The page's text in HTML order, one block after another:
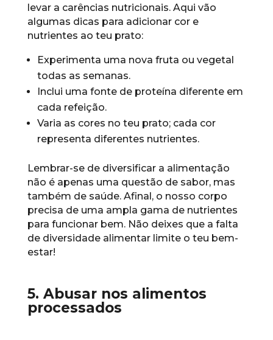
levar a carências nutricionais. Aqui vão
algumas dicas para adicionar cor e
nutrientes ao teu prato:
Experimenta uma nova fruta ou vegetal
todas as semanas.
Inclui uma fonte de proteína diferente em
cada refeição.
Varia as cores no teu prato; cada cor
representa diferentes nutrientes.
Lembrar-se de diversificar a alimentação
não é apenas uma questão de sabor, mas
também de saúde. Afinal, o nosso corpo
precisa de uma ampla gama de nutrientes
para funcionar bem. Não deixes que a falta
de diversidade alimentar limite o teu bem-
estar!
5. Abusar nos alimentos
processados